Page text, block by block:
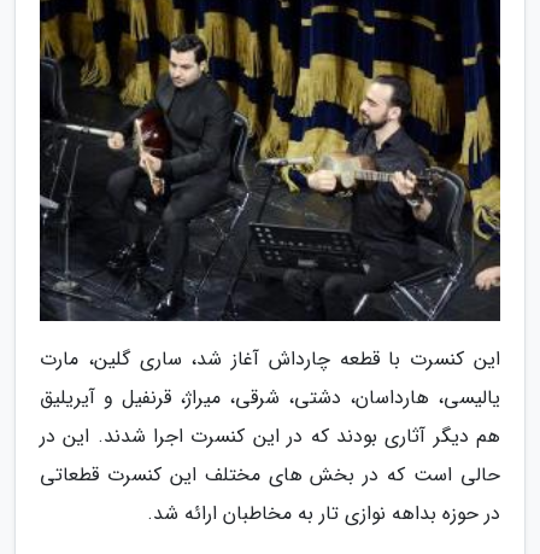
این کنسرت با قطعه چارداش آغاز شد، ساری گلین، مارت
یالیسی، هارداسان، دشتی، شرقی، میراژ، قرنفیل و آیریلیق
هم دیگر آثاری بودند که در این کنسرت اجرا شدند. این در
حالی است که در بخش های مختلف این کنسرت قطعاتی
در حوزه بداهه نوازی تار به مخاطبان ارائه شد.